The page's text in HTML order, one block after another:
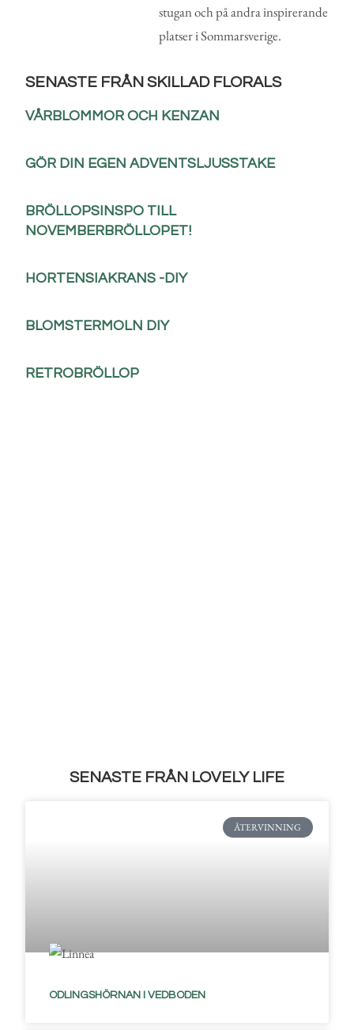
stugan och på andra inspirerande
platser i Sommarsverige.
SENASTE FRÅN SKILLAD FLORALS
VÅRBLOMMOR OCH KENZAN
GÖR DIN EGEN ADVENTSLJUSSTAKE
BRÖLLOPSINSPO TILL
NOVEMBERBRÖLLOPET!
HORTENSIAKRANS -DIY
BLOMSTERMOLN DIY
RETROBRÖLLOP
SENASTE FRÅN LOVELY LIFE
ÅTERVINNING
ODLINGSHÖRNAN I VEDBODEN